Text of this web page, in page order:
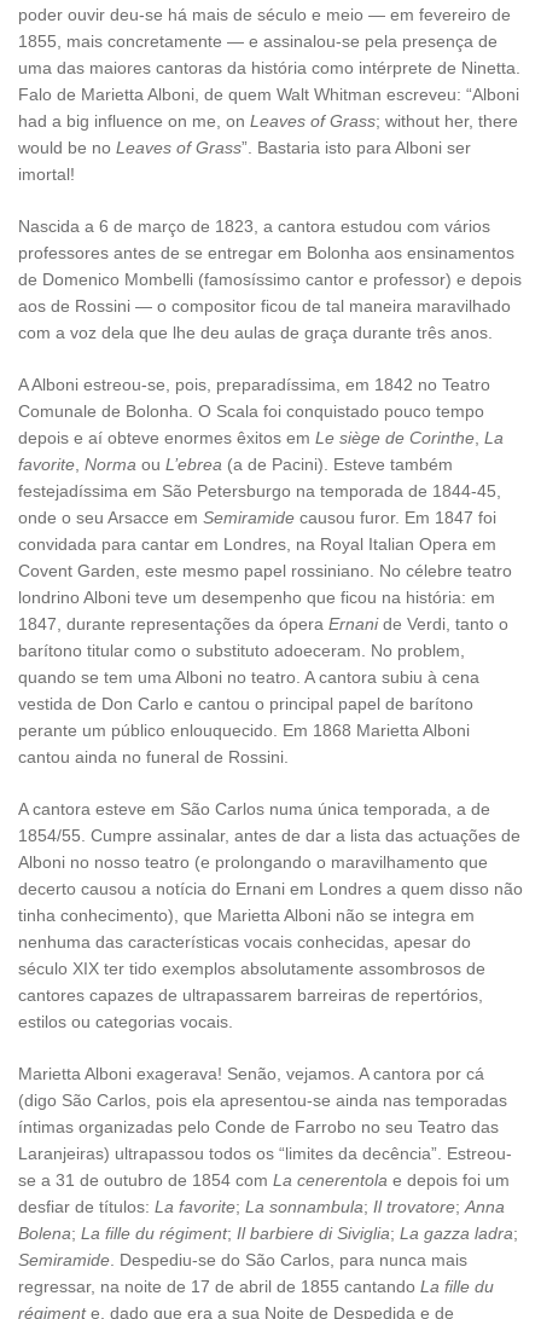
poder ouvir deu-se há mais de século e meio — em fevereiro de
1855, mais concretamente — e assinalou-se pela presença de
uma das maiores cantoras da história como intérprete de Ninetta.
Falo de Marietta Alboni, de quem Walt Whitman escreveu: “Alboni
had a big influence on me, on Leaves of Grass; without her, there
would be no Leaves of Grass”. Bastaria isto para Alboni ser
imortal!
Nascida a 6 de março de 1823, a cantora estudou com vários
professores antes de se entregar em Bolonha aos ensinamentos
de Domenico Mombelli (famosíssimo cantor e professor) e depois
aos de Rossini — o compositor ficou de tal maneira maravilhado
com a voz dela que lhe deu aulas de graça durante três anos.
A Alboni estreou-se, pois, preparadíssima, em 1842 no Teatro
Comunale de Bolonha. O Scala foi conquistado pouco tempo
depois e aí obteve enormes êxitos em Le siège de Corinthe, La
favorite, Norma ou L’ebrea (a de Pacini). Esteve também
festejadíssima em São Petersburgo na temporada de 1844-45,
onde o seu Arsacce em Semiramide causou furor. Em 1847 foi
convidada para cantar em Londres, na Royal Italian Opera em
Covent Garden, este mesmo papel rossiniano. No célebre teatro
londrino Alboni teve um desempenho que ficou na história: em
1847, durante representações da ópera Ernanide Verdi, tanto o
barítono titular como o substituto adoeceram. No problem,
quando se tem uma Alboni no teatro. A cantora subiu à cena
vestida de Don Carlo e cantou o principal papel de barítono
perante um público enlouquecido. Em 1868 Marietta Alboni
cantou ainda no funeral de Rossini.
A cantora esteve em São Carlos numa única temporada, a de
1854/55. Cumpre assinalar, antes de dar a lista das actuações de
Alboni no nosso teatro (e prolongando o maravilhamento que
decerto causou a notícia do Ernani em Londres a quem disso não
tinha conhecimento), que Marietta Alboni não se integra em
nenhuma das características vocais conhecidas, apesar do
século XIX ter tido exemplos absolutamente assombrosos de
cantores capazes de ultrapassarem barreiras de repertórios,
estilos ou categorias vocais.
Marietta Alboni exagerava! Senão, vejamos. A cantora por cá
(digo São Carlos, pois ela apresentou-se ainda nas temporadas
íntimas organizadas pelo Conde de Farrobo no seu Teatro das
Laranjeiras) ultrapassou todos os “limites da decência”. Estreou-
se a 31 de outubro de 1854 com La cenerentola e depois foi um
desfiar de títulos: La favorite; La sonnambula; Il trovatore;Anna
Bolena; La fille du régiment; Il barbiere di Siviglia; La gazza ladra;
Semiramide. Despediu-se do São Carlos, para nunca mais
regressar, na noite de 17 de abril de 1855 cantando La fille du
régimente, dado que era a sua Noite de Despedida e de